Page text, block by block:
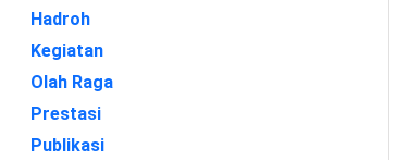
Hadroh
Kegiatan
Olah Raga
Prestasi
Publikasi